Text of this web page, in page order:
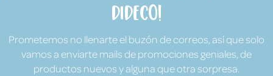
Dideco!
Prometemos no llenarte el buzón de correos, así que solo
vamos a enviarte mails de promociones geniales, de
productos nuevos y alguna que otra sorpresa.